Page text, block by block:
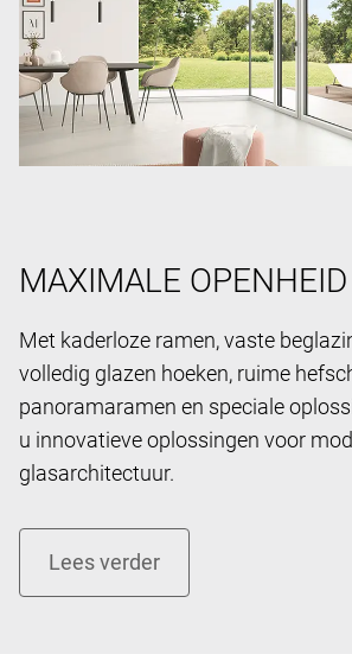
MAXIMALE OPENHEID
Met kaderloze ramen, vaste
volledig glazen hoeken, ruime
panoramaramen en speciale
u innovatieve oplossingen voor
glasarchitectuur.